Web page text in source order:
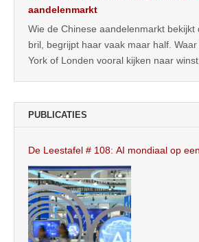
aandelenmarkt
Wie de Chinese aandelenmarkt bekijkt
bril, begrijpt haar vaak maar half.
York of Londen vooral kijken naar winst,
PUBLICATIES
De Leestafel # 108: AI